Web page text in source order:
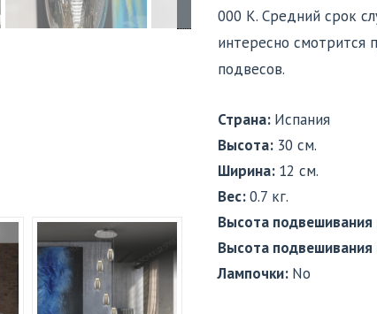
000 K. Средний срок
интересно смотрится
подвесов.
Страна: Испания
Высота: 30 см.
Ширина: 12 см.
Вес:0.7 кг.
Высота
Высота подвешивания
Лампочки: No